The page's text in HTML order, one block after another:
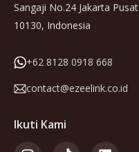
Sangaji No.24 Jakarta Pusat
10130, Indonesia
+62 8128 0918 668
contact@ezeelink.co.id
Ikuti Kami